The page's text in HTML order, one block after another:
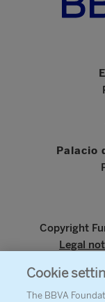
Palacio
Copyright
Legal
Cookie
The BBVA